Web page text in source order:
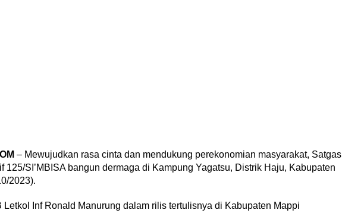
– Mewujudkan rasa cinta dan mendukung perekonomian masyarakat, Satgas
125/SI’MBISA bangun dermaga di Kampung Yagatsu, Distrik Haju, Kabupaten
2023).
Letkol Inf Ronald Manurung dalam rilis tertulisnya di Kabupaten Mappi